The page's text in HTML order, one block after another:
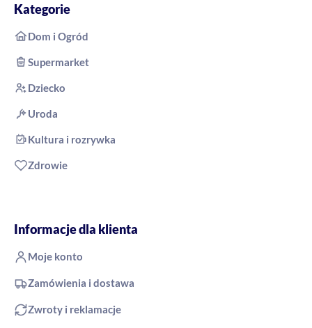
Kategorie
Dom i Ogród
Supermarket
Dziecko
Uroda
Kultura i rozrywka
Zdrowie
Informacje dla klienta
Moje konto
Zamówienia i dostawa
Zwroty i reklamacje